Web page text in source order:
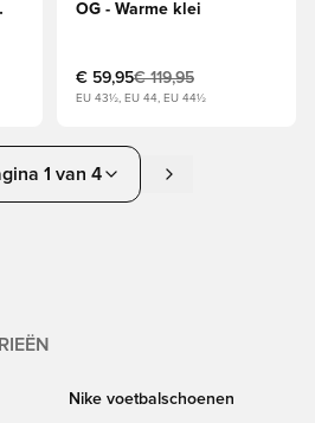
OG - Warme klei
€ 59,95€ 119,95
EU 43½, EU 44, EU 44½
1 van 4
Nike voetbalschoenen